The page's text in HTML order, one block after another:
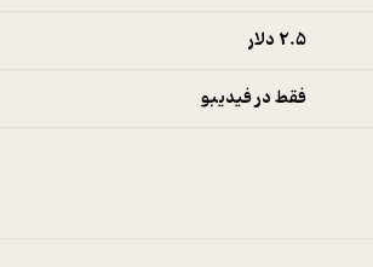
2.۵ دلار
فقط در فیدیبو